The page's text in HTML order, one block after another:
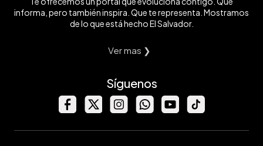
informa, pero también inspira. Que te representa. Mostramos
de lo que está hecho El Salvador.
Ver mas ❯
Síguenos